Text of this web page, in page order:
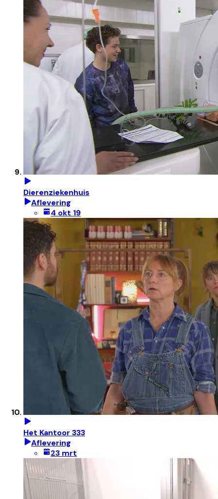
Dierenziekenhuis
Aflevering
4 okt 19
Het Kantoor 333
Aflevering
23 mrt